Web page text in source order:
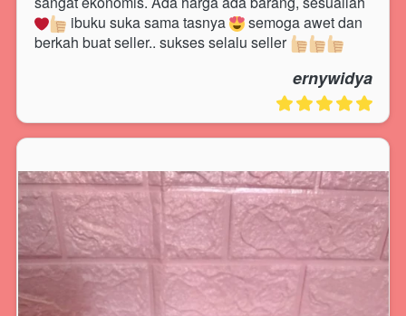
ibuku suka sama tasnya
semoga awet dan
berkah buat seller.. sukses selalu seller
ernywidya